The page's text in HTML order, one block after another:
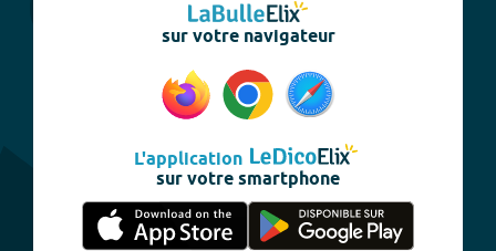
sur votre navigateur
L'application
sur votre smartphone